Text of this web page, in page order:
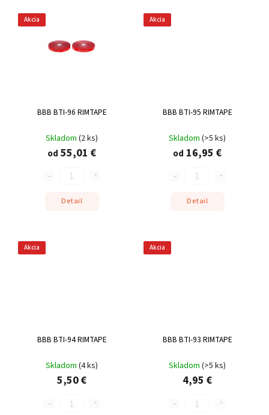
Akcia
BBB BTI-96 RIMTAPE
Skladom (2 ks)
od 55,01 €
Detail
Akcia
BBB BTI-95 RIMTAPE
Skladom (>5 ks)
od 16,95 €
Detail
Akcia
BBB BTI-94 RIMTAPE
Skladom (4 ks)
5,50 €
Akcia
BBB BTI-93 RIMTAPE
Skladom (>5 ks)
4,95 €